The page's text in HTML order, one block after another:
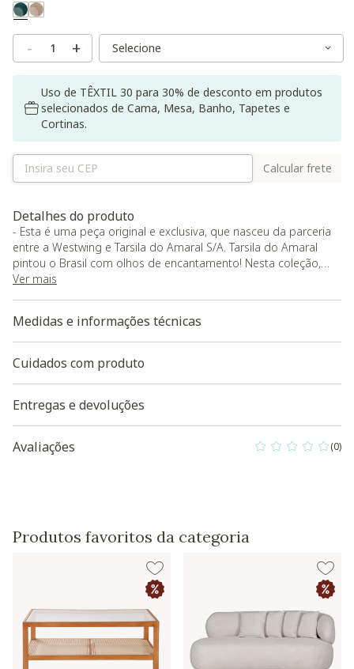
Variant Real Color
Selected
- + Variant Size
Variant Size
Uso de TÊXTIL 30 para 30% de desconto em produtos
selecionados de Cama, Mesa, Banho, Tapetes e
Cortinas.
Calcular frete
Detalhes do produto
- Esta é uma peça original e exclusiva, que nasceu da parceria
entre a Westwing e Tarsila do Amaral S/A. Tarsila do Amaral
pintou o Brasil com olhos de encantamento! Nesta coleção,
seguimos os mesmos passos e homenageamos o país
nosso convite para você celebrar a poesia que pulsa nas
Tramas de Tarsila.;
- Tapete com fibras 100% nylon, Hipoalergênico, possui base
antiderrapante feita em feltro super resistente com pontos
da casa;
- O acabamento é todo feito à mão e possui a borda virada
reduz drasticamente a proliferação de ácaros e bactérias no
- Garantia do fornecedor de 180 dias contra defeitos de
Baixe aqui a modelagem 3D do produto
Ver mais
Medidas e informações técnicas
Cuidados com produto
Entregas e devoluções
Avaliações 0 out of 5 (0)
Produtos favoritos da categoria